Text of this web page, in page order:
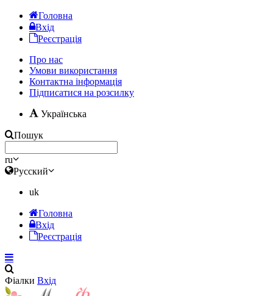
Головна
Вхід
Реєстрація
Про нас
Умови використання
Контактна інформація
Підписатися на розсилку
Українська
Пошук
ru
Русский
uk
Головна
Вхід
Реєстрація
Фіалки Вхід